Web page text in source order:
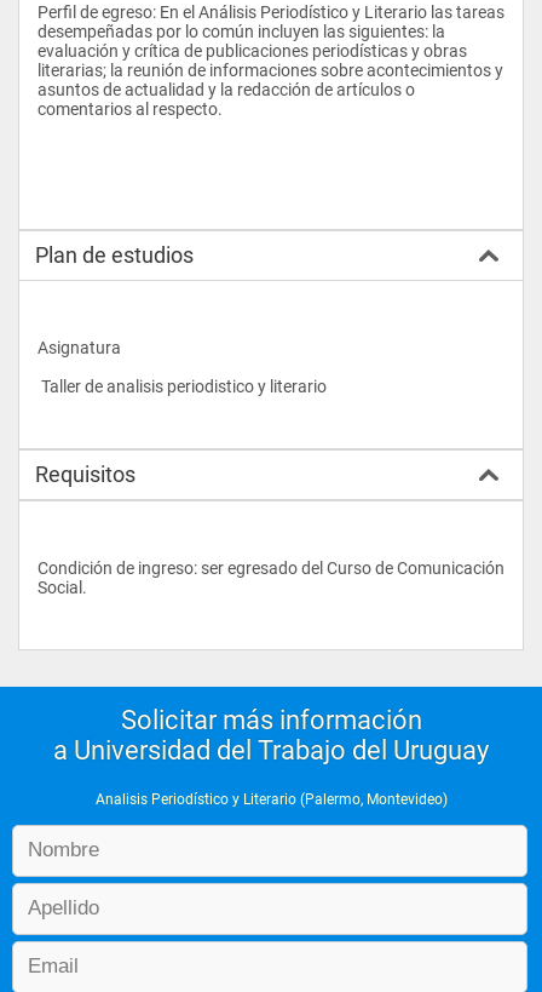
Perfil de egreso: En el Análisis Periodístico y Literario las tareas
desempeñadas por lo común incluyen las siguientes: la
evaluación y crítica de publicaciones periodísticas y obras
literarias; la reunión de informaciones sobre acontecimientos y
asuntos de actualidad y la redacción de artículos o
comentarios al respecto.
Plan de estudios
Asignatura
Taller de analisis periodistico y literario
Requisitos
Condición de ingreso: ser egresado del Curso de Comunicación
Social.
Solicitar más información
a Universidad del Trabajo del Uruguay
Analisis Periodístico y Literario (Palermo, Montevideo)